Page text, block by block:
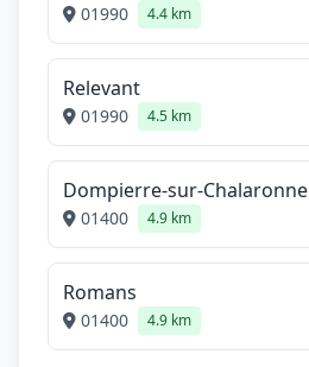
01990 4.4 km
Relevant
01990 4.5 km
Dompierre-sur-Chalaronne
01400 4.9 km
Romans
01400 4.9 km